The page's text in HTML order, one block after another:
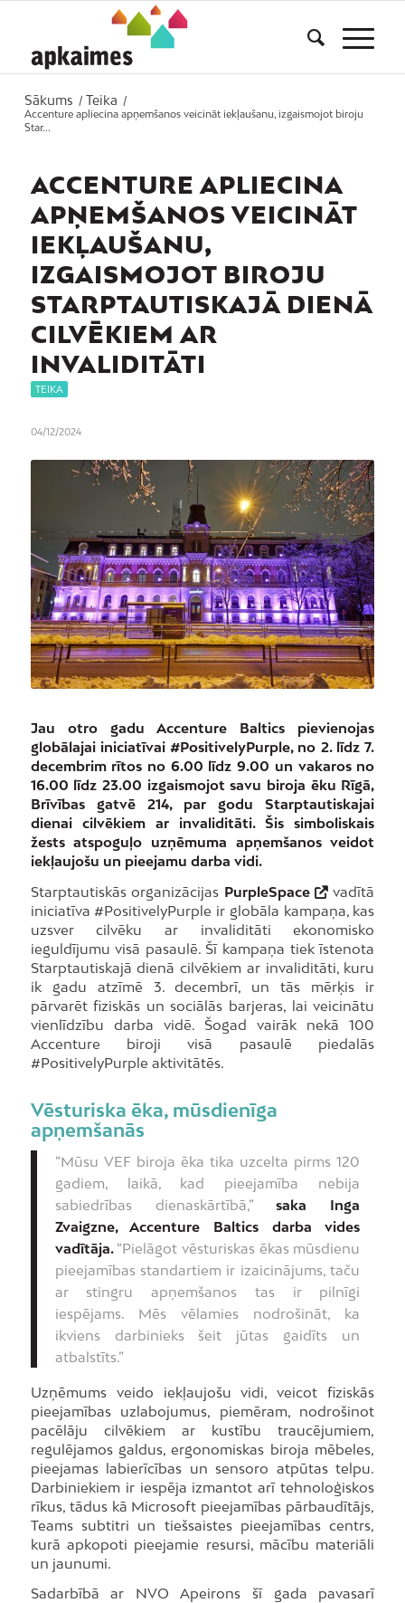
Sākums / Teika
/
Accenture apliecina apņemšanos veicināt iekļaušanu, izgaismojot biroju
Star...
ACCENTURE APLIECINA
APŅEMŠANOS VEICINĀT
IEKĻAUŠANU,
IZGAISMOJOT BIROJU
STARPTAUTISKAJĀ DIENĀ
CILVĒKIEM AR
INVALIDITĀTI
TEIKA
04/12/2024
Jau otro gadu Accenture Baltics pievienojas
globālajai iniciatīvai #PositivelyPurple, no 2. līdz 7.
decembrim rītos no 6.00 līdz 9.00 un vakaros no
16.00 līdz 23.00 izgaismojot savu biroja ēku Rīgā,
Brīvības gatvē 214, par godu Starptautiskajai
dienai cilvēkiem ar invaliditāti. Šis simboliskais
žests atspoguļo uzņēmuma apņemšanos veidot
iekļaujošu un pieejamu darba vidi.
Starptautiskās organizācijas PurpleSpace
vadītā
iniciatīva #PositivelyPurple ir globāla kampaņa, kas
uzsver cilvēku ar invaliditāti ekonomisko
ieguldījumu visā pasaulē. Šī kampaņa tiek īstenota
Starptautiskajā dienā cilvēkiem ar invaliditāti, kuru
ik gadu atzīmē 3. decembrī, un tās mērķis ir
pārvarēt fiziskās un sociālās barjeras, lai veicinātu
vienlīdzību darba vidē. Šogad vairāk nekā 100
Accenture biroji visā pasaulē piedalās
#PositivelyPurple aktivitātēs.
Vēsturiska ēka, mūsdienīga
apņemšanās
“Mūsu VEF biroja ēka tika uzcelta pirms 120
gadiem, laikā, kad pieejamība nebija
sabiedrības dienaskārtībā,”saka Inga
Zvaigzne, Accenture Baltics darba vides
vadītāja.“Pielāgot vēsturiskas ēkas mūsdienu
pieejamības standartiem ir izaicinājums, taču
ar stingru apņemšanos tas ir pilnīgi
iespējams. Mēs vēlamies nodrošināt, ka
ikviens darbinieks šeit jūtas gaidīts un
atbalstīts.”
Uzņēmums veido iekļaujošu vidi, veicot fiziskās
pieejamības uzlabojumus, piemēram, nodrošinot
pacēlāju cilvēkiem ar kustību traucējumiem,
regulējamos galdus, ergonomiskas biroja mēbeles,
pieejamas labierīcības un sensoro atpūtas telpu.
Darbiniekiem ir iespēja izmantot arī tehnoloģiskos
rīkus, tādus kā Microsoft pieejamības pārbaudītājs,
Teams subtitri un tiešsaistes pieejamības centrs,
kurā apkopoti pieejamie resursi, mācību materiāli
un jaunumi.
Sadarbībā ar NVO Apeirons šī gada pavasarī